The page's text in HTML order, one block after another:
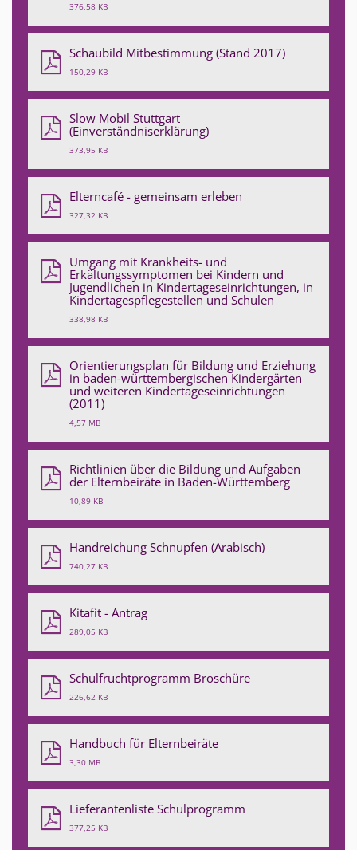
376,58 KB
Schaubild Mitbestimmung (Stand 2017)
150,29 KB
Slow Mobil Stuttgart
(Einverständniserklärung)
373,95 KB
Elterncafé - gemeinsam erleben
327,32 KB
Umgang mit Krankheits- und
Erkältungssymptomen bei Kindern und
Jugendlichen in Kindertageseinrichtungen, in
Kindertagespflegestellen und Schulen
338,98 KB
Orientierungsplan für Bildung und Erziehung
in baden-württembergischen Kindergärten
und weiteren Kindertageseinrichtungen
(2011)
4,57 MB
Richtlinien über die Bildung und Aufgaben
der Elternbeiräte in Baden-Württemberg
10,89 KB
Handreichung Schnupfen (Arabisch)
740,27 KB
Kitafit - Antrag
289,05 KB
Schulfruchtprogramm Broschüre
226,62 KB
Handbuch für Elternbeiräte
3,30 MB
Lieferantenliste Schulprogramm
377,25 KB